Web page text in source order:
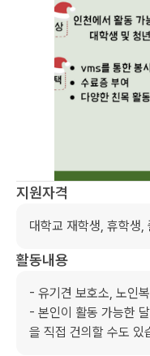
지원자격
대학교 재학생, 휴학생
활동내용
- 유기견 보호소, 노인
- 본인이 활동 가능한
을 직접 건의할 수도 있